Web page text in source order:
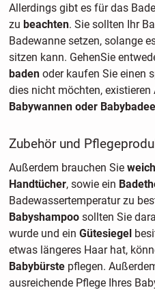
Allerdings gibt es für das
zu beachten. Sie sollten Ihr
Badewanne setzen, solange
sitzen kann. GehenSie
badenoder kaufen Sie einen
dies nicht möchten, existieren
Babywannen oder
Zubehör und
Außerdem brauchen Sie
Handtücher, sowie ein
Badewassertemperatur zu
Babyshampoosollten Sie
wurde und ein Gütesiegel
etwas längeres Haar hat,
Babybürstepflegen.
ausreichende Pflege Ihres